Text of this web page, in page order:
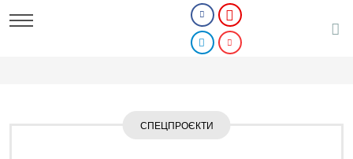
СПЕЦПРОЄКТИ